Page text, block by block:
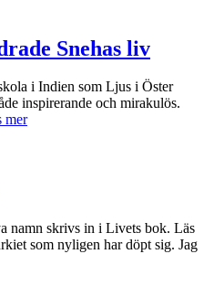
Snehas liv
i Indien som Ljus i Öster
inspirerande och mirakulös.
mer
namn skrivs in i Livets bok. Läs
som nyligen har döpt sig. Jag